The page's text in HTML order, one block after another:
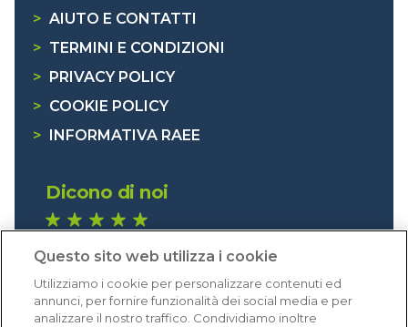
> AIUTO E CONTATTI
> TERMINI E CONDIZIONI
>
PRIVACY POLICY
> COOKIE POLICY
>
INFORMATIVA RAEE
Dicono di noi
Eccellente (4,8)
Acquisti verificati
Questo sito web utilizza i cookie
Utilizziamo i cookie per personalizzare contenuti ed
annunci, per fornire funzionalità dei social media e per
analizzare il nostro traffico. Condividiamo inoltre